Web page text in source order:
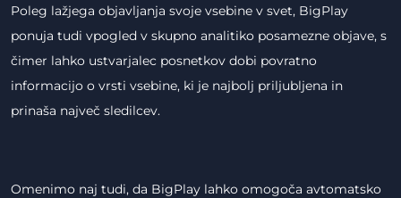
Poleg lažjega objavljanja svoje vsebine v svet, BigPlay
ponuja tudi vpogled v skupno analitiko posamezne objave, s
čimer lahko ustvarjalec posnetkov dobi povratno
informacijo o vrsti vsebine, ki je najbolj priljubljena in
prinaša največ sledilcev.
Omenimo naj tudi, da BigPlay lahko omogoča avtomatsko